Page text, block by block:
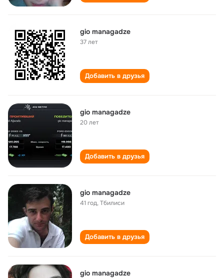
gio managadze
37 лет
Добавить в друзья
gio managadze
20 лет
Добавить в друзья
gio managadze
41 год,Тбилиси
Добавить в друзья
gio managadze